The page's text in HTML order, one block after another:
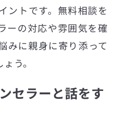
ントです。無料相談を
ーの対応や雰囲気を確
みに親身に寄り添って
う。
セラーと話をす